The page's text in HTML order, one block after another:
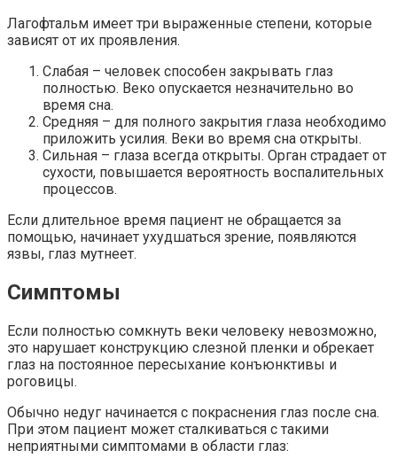
Лагофтальм имеет три выраженные степени, которые
зависят от их проявления.
Слабая – человек способен закрывать глаз
полностью. Веко опускается незначительно во
время сна.
Средняя – для полного закрытия глаза необходимо
приложить усилия. Веки во время сна открыты.
Сильная – глаза всегда открыты. Орган страдает от
сухости, повышается вероятность воспалительных
процессов.
Если длительное время пациент не обращается за
помощью, начинает ухудшаться зрение, появляются
язвы, глаз мутнеет.
Симптомы
Если полностью сомкнуть веки человеку невозможно,
это нарушает конструкцию слезной пленки и обрекает
глаз на постоянное пересыхание конъюнктивы и
роговицы.
Обычно недуг начинается с покраснения глаз после сна.
При этом пациент может сталкиваться с такими
неприятными симптомами в области глаз: